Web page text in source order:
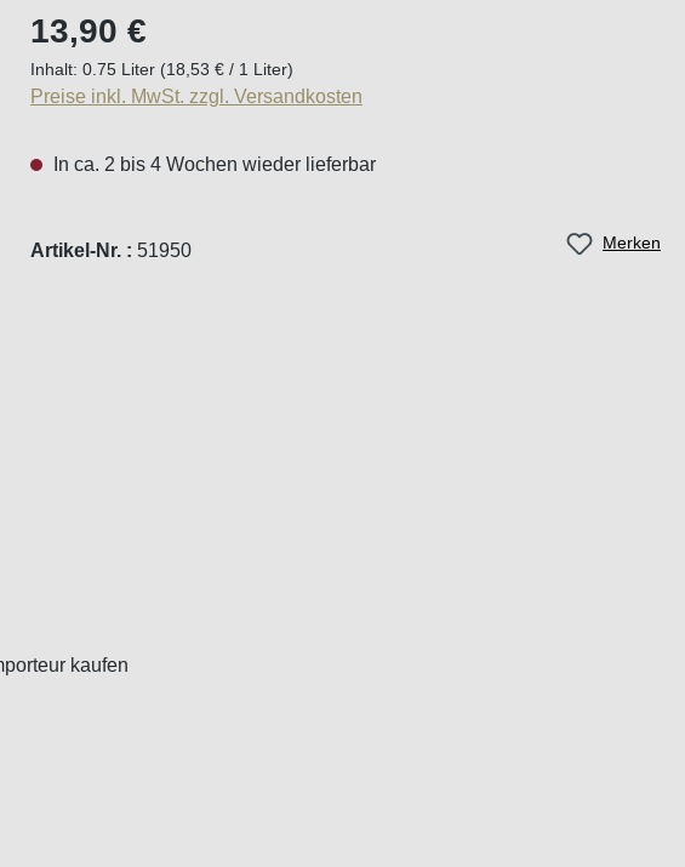
Regulärer Preis:
13,90 €
Inhalt: 0.75 Liter (18,53 € / 1 Liter)
Preise inkl. MwSt. zzgl. Versandkosten
In ca. 2 bis 4 Wochen wieder lieferbar
Merken
Artikel-Nr. : 51950
kaufen